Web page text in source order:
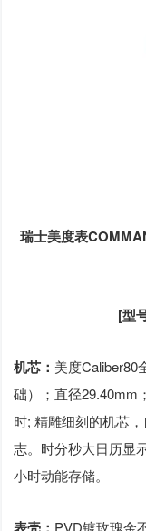
瑞士美度表
[型
机芯： 美度Caliber80
础）；直径29.40mm
时; 精雕细刻的机芯
志。时分秒大日历显
小时动能存储。
PVD镀玫瑰金